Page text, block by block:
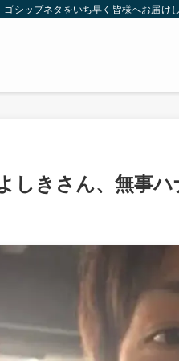
シップネタをいち早く皆様へお届けし
しきさん、無事